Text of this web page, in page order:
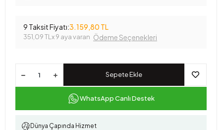
9 Taksit Fiyatı:3.159,80 TL
351,09 TL x 9 aya varan Ödeme Seçenekleri
Sepete Ekle
WhatsApp Canlı Destek
Dünya Çapında Hizmet